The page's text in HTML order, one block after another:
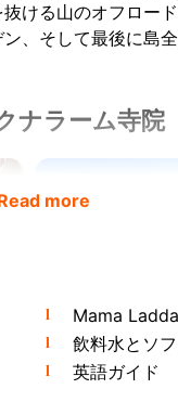
ける山のオフロー
、そして最後に島
ナラーム寺院
more
Mama
飲料水とソ
英語ガイド